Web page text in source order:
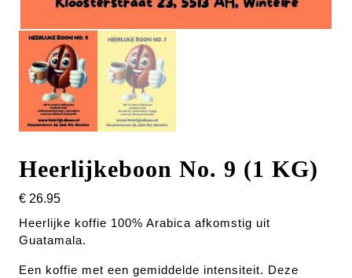
Heerlijkeboon No. 9 (1 KG)
€ 26.95
Heerlijke koffie 100% Arabica afkomstig uit
Guatamala.
Een koffie met een gemiddelde intensiteit. Deze